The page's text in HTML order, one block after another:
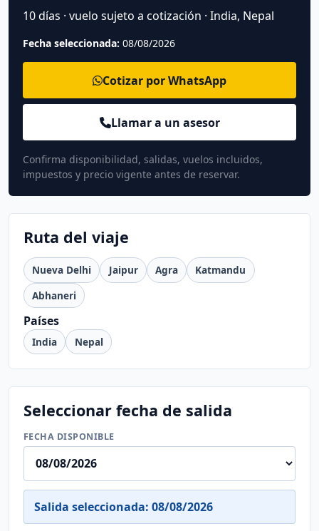
Ruta del viaje
Nueva Delhi Jaipur Agra
Katmandu
Abhaneri
Países
India Nepal
Seleccionar fecha de salida
FECHA DISPONIBLE
Salida seleccionada: 08/08/2026
10 días · vuelo sujeto a cotización · India, Nepal
Fecha seleccionada: 08/08/2026
Cotizar por WhatsApp
Llamar a un asesor
Confirma disponibilidad, salidas, vuelos incluidos,
impuestos y precio vigente antes de reservar.